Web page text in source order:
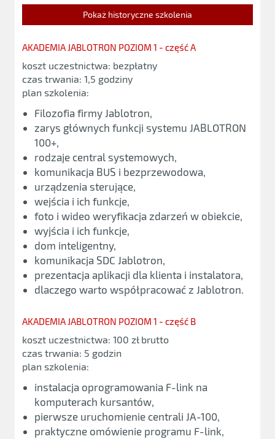
Pokaż historyczne szkolenia
AKADEMIA JABLOTRON POZIOM 1 - część A
koszt uczestnictwa: bezpłatny
czas trwania: 1,5 godziny
plan szkolenia:
Filozofia firmy Jablotron,
zarys głównych funkcji systemu JABLOTRON
100+,
rodzaje central systemowych,
komunikacja BUS i bezprzewodowa,
urządzenia sterujące,
wejścia i ich funkcje,
foto i wideo weryfikacja zdarzeń w obiekcie,
wyjścia i ich funkcje,
dom inteligentny,
komunikacja SDC Jablotron,
prezentacja aplikacji dla klienta i instalatora,
dlaczego warto współpracować z Jablotron.
AKADEMIA JABLOTRON POZIOM 1 - część B
koszt uczestnictwa: 100 zł brutto
czas trwania: 5 godzin
plan szkolenia:
instalacja oprogramowania F-link na
komputerach kursantów,
pierwsze uruchomienie centrali JA-100,
praktyczne omówienie programu F-link,